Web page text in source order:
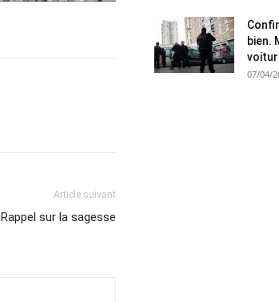
Article suivant
Rappel sur la sagesse
bien.
07/04/